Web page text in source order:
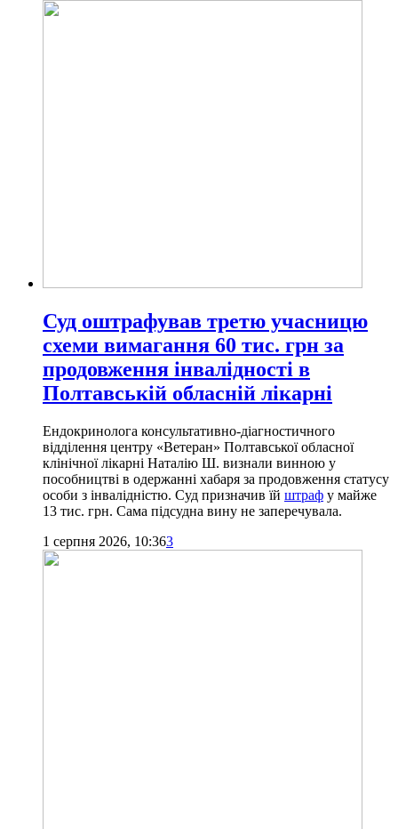
Суд оштрафував третю учасницю
схеми вимагання 60 тис. грн за
продовження інвалідності в
Полтавській обласній лікарні
Ендокринолога консультативно-діагностичного
відділення центру «Ветеран» Полтавської обласної
клінічної лікарні Наталію Ш. визнали винною у
пособництві в одержанні хабаря за продовження статусу
особи з інвалідністю. Суд призначив їй штраф у майже
13 тис. грн. Сама підсудна вину не заперечувала.
1 серпня 2026, 10:363